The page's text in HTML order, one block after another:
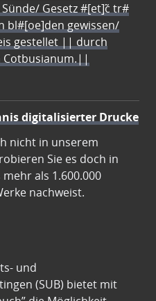
Gesetz #[et]c̃ tr#
bl#[oe]den gewissen/
gestellet || durch
digitalisierter Drucke
nicht in unserem
Sie es doch in
als 1.600.000
nachweist.
und
(SUB) bietet mit